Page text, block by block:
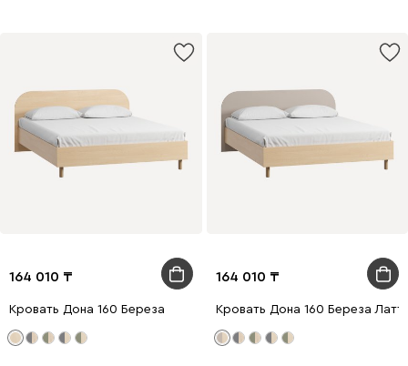
164 010
Кровать Дона 160 Береза
164 010
Кровать Дона 160 Береза